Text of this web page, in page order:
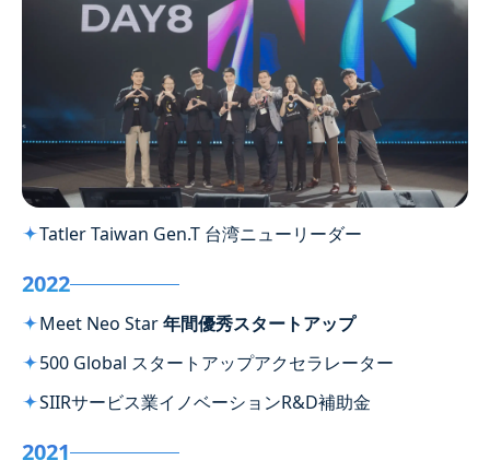
Tatler Taiwan Gen.T 台湾ニューリーダー
2022
Meet Neo Star年間優秀スタートアップ
500 Global スタートアップアクセラレーター
SIIRサービス業イノベーションR&D補助金
2021